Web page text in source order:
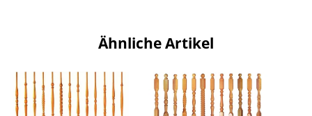
Ähnliche Artikel